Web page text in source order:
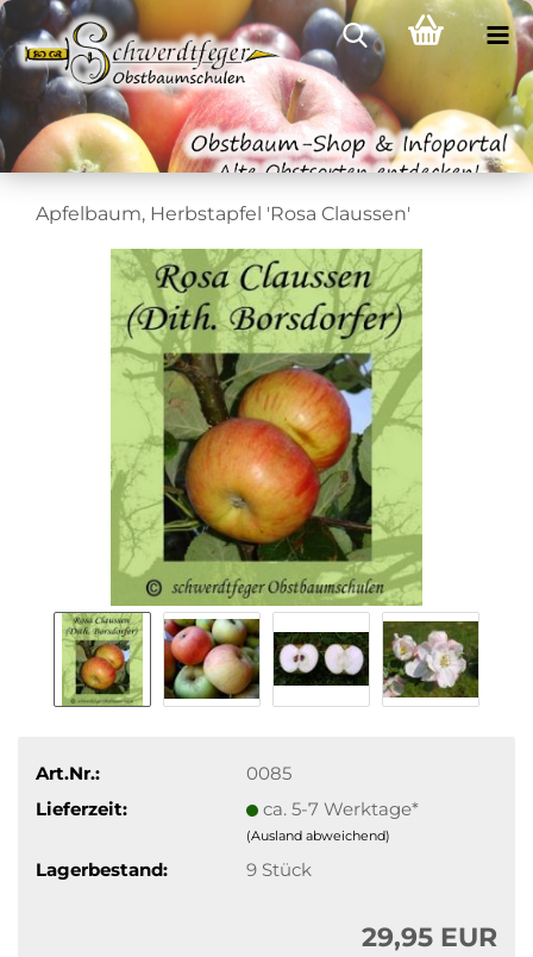
Apfelbaum, Herbstapfel 'Rosa Claussen'
Art.Nr.:
0085
Lieferzeit:
ca. 5-7 Werktage*
(Ausland abweichend)
Lagerbestand: 9 Stück
29,95 EUR